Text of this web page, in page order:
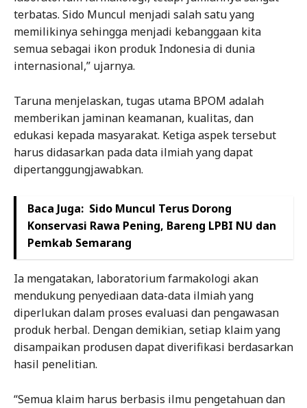
terbatas. Sido Muncul menjadi salah satu yang
memilikinya sehingga menjadi kebanggaan kita
semua sebagai ikon produk Indonesia di dunia
internasional,” ujarnya.
Taruna menjelaskan, tugas utama BPOM adalah
memberikan jaminan keamanan, kualitas, dan
edukasi kepada masyarakat. Ketiga aspek tersebut
harus didasarkan pada data ilmiah yang dapat
dipertanggungjawabkan.
Baca Juga: Sido Muncul Terus Dorong
Konservasi Rawa Pening, Bareng LPBI NU dan
Pemkab Semarang
Ia mengatakan, laboratorium farmakologi akan
mendukung penyediaan data-data ilmiah yang
diperlukan dalam proses evaluasi dan pengawasan
produk herbal. Dengan demikian, setiap klaim yang
disampaikan produsen dapat diverifikasi berdasarkan
hasil penelitian.
“Semua klaim harus berbasis ilmu pengetahuan dan